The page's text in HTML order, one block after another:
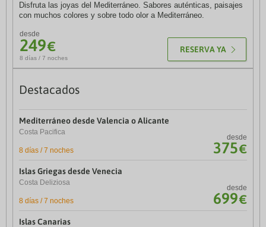
Disfruta las joyas del Mediterráneo. Sabores auténticas, paisajes
con muchos colores y sobre todo olor a Mediterráneo.
desde
249€
8 días / 7 noches
RESERVA YA
Destacados
Mediterráneo desde Valencia o Alicante
Costa Pacifica
8 días / 7 noches
desde
375€
Islas Griegas desde Venecia
Costa Deliziosa
8 días / 7 noches
desde
699€
Islas Canarias
Sevilla - Madrid
Ida
Madrid - La Coruña
Ida
21€
Madrid - Vigo
Ida
27€
Valencia - Madrid
Ida